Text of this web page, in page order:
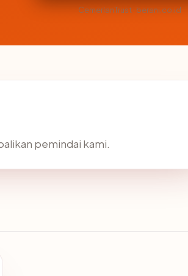
CemerlanTrust · berani.co.id
pemindai kami.